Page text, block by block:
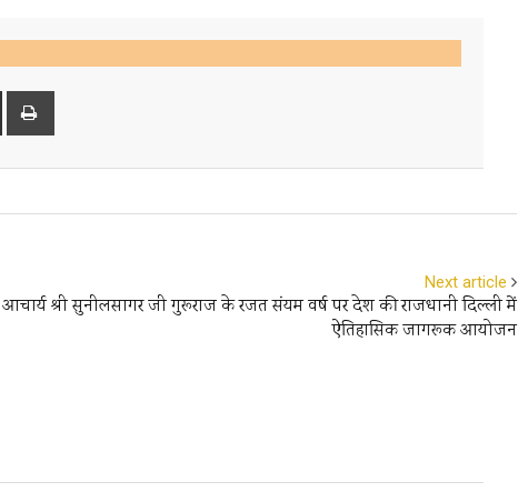
Share
Next article
आचार्य श्री सुनीलसागर जी गुरूराज के रजत संयम वर्ष पर देश की राजधानी दिल्ली में
ऐतिहासिक जागरूक आयोजन